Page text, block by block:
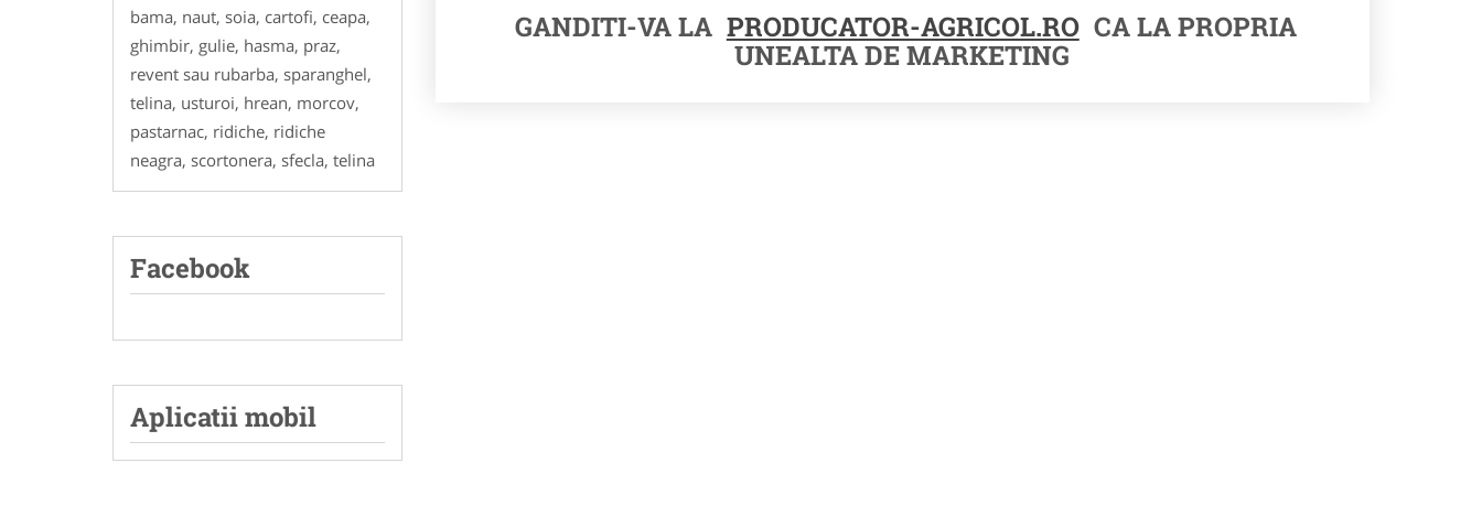
bama, naut, soia, cartofi, ceapa,
ghimbir, gulie, hasma, praz,
revent sau rubarba, sparanghel,
telina, usturoi, hrean, morcov,
pastarnac, ridiche, ridiche
neagra, scortonera, sfecla, telina
Facebook
Aplicatii mobil
GANDITI-VA LA PRODUCATOR-AGRICOL.RO CA LA PROPRIA
UNEALTA DE MARKETING